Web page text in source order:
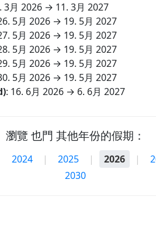
3月 2026 → 11. 3月 2027
5月 2026 → 19. 5月 2027
5月 2026 → 19. 5月 2027
5月 2026 → 19. 5月 2027
5月 2026 → 19. 5月 2027
5月 2026 → 19. 5月 2027
: 16. 6月 2026 → 6. 6月 2027
瀏覽 也門 其他年份的假期：
2024 | 2025 | 2026 |
2030